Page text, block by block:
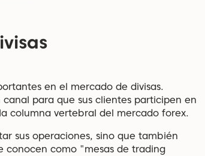
en el mercado de divisas.
para que sus clientes participen en
columna vertebral del mercado forex.
sus operaciones, sino que también
conocen como "mesas de trading